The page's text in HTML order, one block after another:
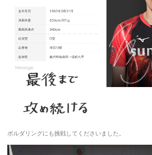
ボルダリングにも挑戦してくださいました。